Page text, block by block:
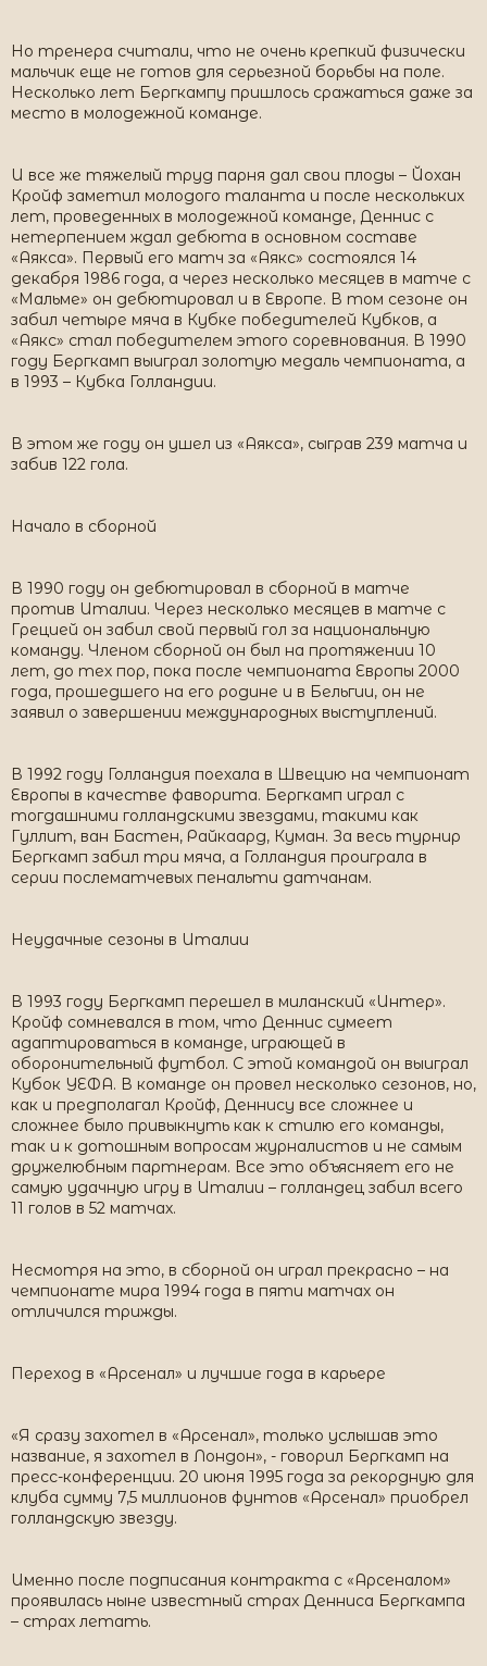
Но тренера считали, что не очень крепкий физически
мальчик еще не готов для серьезной борьбы на поле.
Несколько лет Бергкампу пришлось сражаться даже за
место в молодежной команде.
И все же тяжелый труд парня дал свои плоды – Йохан
Кройф заметил молодого таланта и после нескольких
лет, проведенных в молодежной команде, Деннис с
нетерпением ждал дебюта в основном составе
«Аякса». Первый его матч за «Аякс» состоялся 14
декабря 1986 года, а через несколько месяцев в матче с
«Мальме» он дебютировал и в Европе. В том сезоне он
забил четыре мяча в Кубке победителей Кубков, а
«Аякс» стал победителем этого соревнования. В 1990
году Бергкамп выиграл золотую медаль чемпионата, а
в 1993 – Кубка Голландии.
В этом же году он ушел из «Аякса», сыграв 239 матча и
забив 122 гола.
Начало в сборной
В 1990 году он дебютировал в сборной в матче
против Италии. Через несколько месяцев в матче с
Грецией он забил свой первый гол за национальную
команду. Членом сборной он был на протяжении 10
лет, до тех пор, пока после чемпионата Европы 2000
года, прошедшего на его родине и в Бельгии, он не
заявил о завершении международных выступлений.
В 1992 году Голландия поехала в Швецию на чемпионат
Европы в качестве фаворита. Бергкамп играл с
тогдашними голландскими звездами, такими как
Гуллит, ван Бастен, Райкаард, Куман. За весь турнир
Бергкамп забил три мяча, а Голландия проиграла в
серии послематчевых пенальти датчанам.
Неудачные сезоны в Италии
В 1993 году Бергкамп перешел в миланский «Интер».
Кройф сомневался в том, что Деннис сумеет
адаптироваться в команде, играющей в
оборонительный футбол. С этой командой он выиграл
Кубок УЕФА. В команде он провел несколько сезонов, но,
как и предполагал Кройф, Деннису все сложнее и
сложнее было привыкнуть как к стилю его команды,
так и к дотошным вопросам журналистов и не самым
дружелюбным партнерам. Все это объясняет его не
самую удачную игру в Италии – голландец забил всего
11 голов в 52 матчах.
Несмотря на это, в сборной он играл прекрасно – на
чемпионате мира 1994 года в пяти матчах он
отличился трижды.
Переход в «Арсенал» и лучшие года в карьере
«Я сразу захотел в «Арсенал», только услышав это
название, я захотел в Лондон», - говорил Бергкамп на
пресс-конференции. 20 июня 1995 года за рекордную для
клуба сумму 7,5 миллионов фунтов «Арсенал» приобрел
голландскую звезду.
Именно после подписания контракта с «Арсеналом»
проявилась ныне известный страх Денниса Бергкампа
– страх летать.